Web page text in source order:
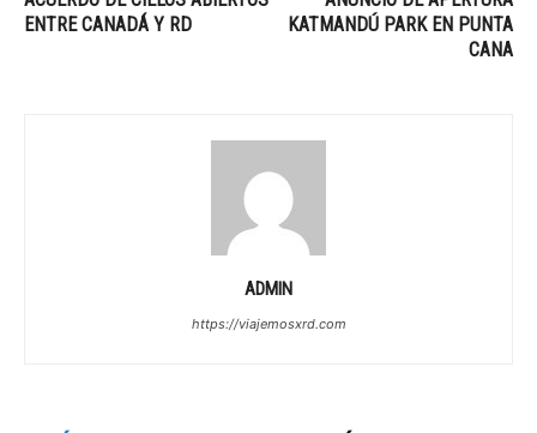
ENTRE CANADÁ Y RD
KATMANDÚ PARK EN PUNTA
CANA
ADMIN
https://viajemosxrd.com